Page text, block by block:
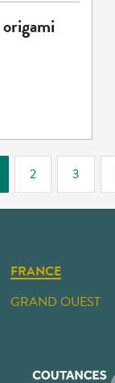
2 3
FRANCE
GRAND OUEST